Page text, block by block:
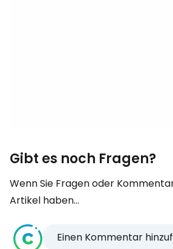
Gibt es noch Fragen?
Wenn Sie Fragen oder
Artikel haben...
Einen Kommentar